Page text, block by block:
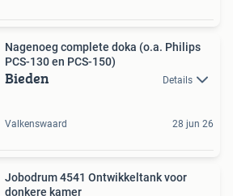
Nagenoeg complete doka (o.a. Philips
PCS-130 en PCS-150)
Bieden Details
Valkenswaard 28 jun 26
Jobodrum 4541 Ontwikkeltank voor
donkere kamer